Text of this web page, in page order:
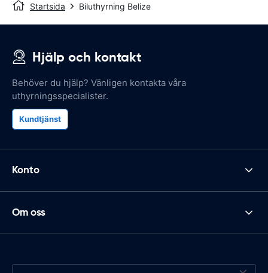
Startsida Biluthyrning Belize
Hjälp och kontakt
Behöver du hjälp? Vänligen kontakta våra
uthyrningsspecialister.
Kundtjänst
Konto
Om oss